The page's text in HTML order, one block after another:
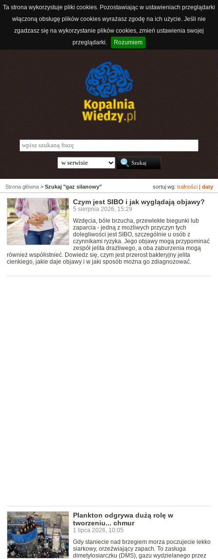
Ta strona wykorzystuje pliki cookies. Pozostawiając w ustawieniach przeglądarki
włączoną obsługę plików cookies wyrażasz zgodę na ich użycie. Jeśli nie
zgadzasz się na wykorzystanie plików cookies, zmień ustawienia swojej
przeglądarki.
Rozumiem
sortuj wg: trafności daty
Strona główna > Szukaj "gaz silanowy"
Czym jest SIBO i jak wyglądają objawy?
5 sierpnia 2026, 15:29
Wzdęcia, bóle brzucha, przewlekłe biegunki lub
zaparcia - jedną z możliwych przyczyn tych
dolegliwości jest SIBO, szczególnie u osób z
czynnikami ryzyka. Jego objawy mogą przypominać
zespół jelita drażliwego, a oba zaburzenia mogą
również współistnieć. Dowiedz się, czym jest przerost bakteryjny jelita
cienkiego, jakie daje objawy i w jaki sposób można go zdiagnozować.
Plankton odgrywa dużą rolę w
tworzeniu... chmur
1 lipca 2026, 10:05
Gdy staniecie nad brzegiem morza poczujecie lekko
siarkowy, orzeźwiający zapach. To zasługa
dimetylosiarczku (DMS), gazu wydzielanego przez